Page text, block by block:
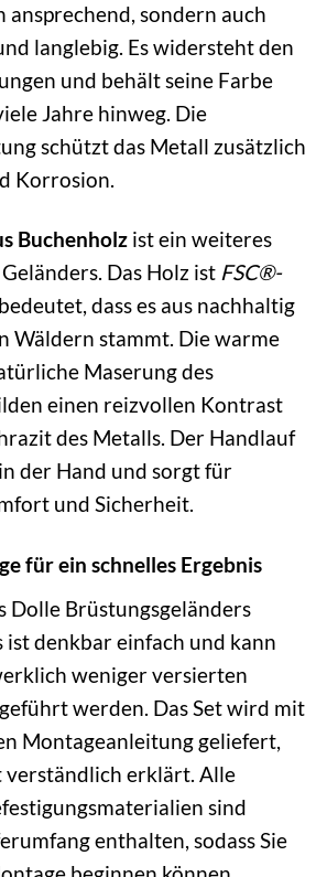
ansprechend, sondern auch
langlebig. Es widersteht den
und behält seine Farbe
Jahre hinweg. Die
schützt das Metall zusätzlich
Korrosion.
Buchenholz ist ein weiteres
Das Holz ist FSC®-
dass es aus nachhaltig
Wäldern stammt. Die warme
Maserung des
einen reizvollen Kontrast
des Metalls. Der Handlauf
der Hand und sorgt für
und Sicherheit.
für ein schnelles Ergebnis
Dolle Brüstungsgeländers
ist denkbar einfach und kann
weniger versierten
werden. Das Set wird mit
Montageanleitung geliefert,
verständlich erklärt. Alle
sind
enthalten, sodass Sie